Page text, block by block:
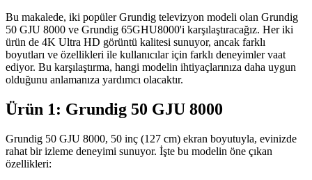
Bu makalede, iki popüler Grundig televizyon modeli olan Grundig
50 GJU 8000 ve Grundig 65GHU8000'i karşılaştıracağız. Her iki
ürün de 4K Ultra HD görüntü kalitesi sunuyor, ancak farklı
boyutları ve özellikleri ile kullanıcılar için farklı deneyimler vaat
ediyor. Bu karşılaştırma, hangi modelin ihtiyaçlarınıza daha uygun
olduğunu anlamanıza yardımcı olacaktır.
Ürün 1: Grundig 50 GJU 8000
Grundig 50 GJU 8000, 50 inç (127 cm) ekran boyutuyla, evinizde
rahat bir izleme deneyimi sunuyor. İşte bu modelin öne çıkan
özellikleri: